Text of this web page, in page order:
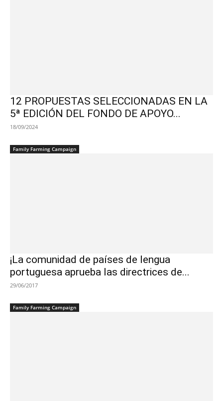
12 PROPUESTAS SELECCIONADAS EN LA
5ª EDICIÓN DEL FONDO DE APOYO...
18/09/2024
Family Farming Campaign
¡La comunidad de países de lengua
portuguesa aprueba las directrices de...
29/06/2017
Family Farming Campaign